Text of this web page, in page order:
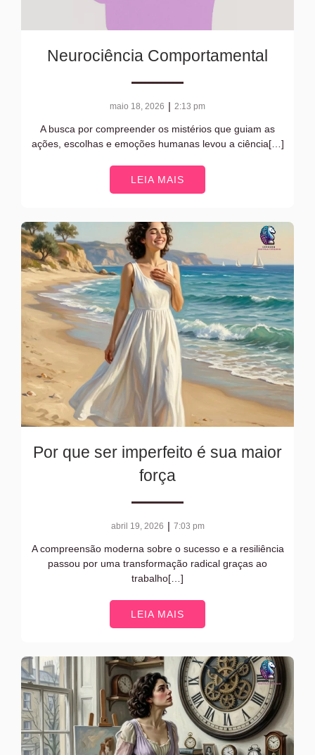
Neurociência Comportamental
maio 18, 2026 | 2:13 pm
A busca por compreender os mistérios que guiam as
ações, escolhas e emoções humanas levou a ciência[…]
LEIA MAIS
Por que ser imperfeito é sua maior
força
abril 19, 2026 | 7:03 pm
A compreensão moderna sobre o sucesso e a resiliência
passou por uma transformação radical graças ao
trabalho[…]
LEIA MAIS